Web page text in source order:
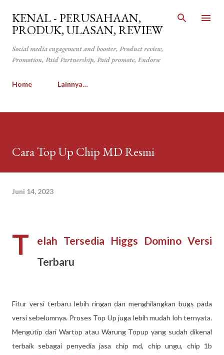
Langsung ke konten utama
KENAL - PERUSAHAAN,
PRODUK, ULASAN, REVIEW
Social media engagement and booster, Product review,
Promotion, Paid Partnership, Paid promote, Endorse
Home Lainnya…
Cara Top Up Chip MD Resmi
Juni 14, 2023
T
elah Tersedia Higgs Domino Versi
Terbaru
Fitur versi terbaru lebih ringan dan menghilangkan bugs pada
versi sebelumnya. Proses Top Up juga lebih mudah loh ternyata.
Mengutip dari Wartop atau Warung Topup yang sudah dikenal
terbaik sebagai penyedia jasa chip md, chip ungu, chip 1b